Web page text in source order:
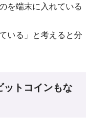
を端末に入れている
いる」と考えると分
ットコインもな